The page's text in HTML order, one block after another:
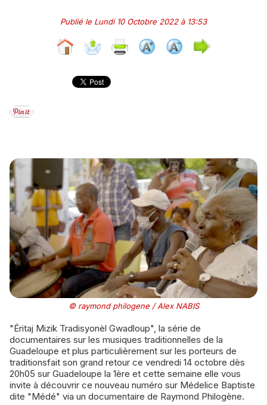
Publié le Lundi 10 Octobre 2022 à 13:53
© raymond philogene / Alex NABIS
"Éritaj Mizik Tradisyonèl Gwadloup", la série de
documentaires sur les musiques traditionnelles de la
Guadeloupe et plus particulièrement sur les porteurs de
traditionsfait son grand retour ce vendredi 14 octobre dès
20h05 sur Guadeloupe la 1ère et cette semaine elle vous
invite à découvrir ce nouveau numéro sur Médelice Baptiste
dite "Médé" via un documentaire de Raymond Philogène.